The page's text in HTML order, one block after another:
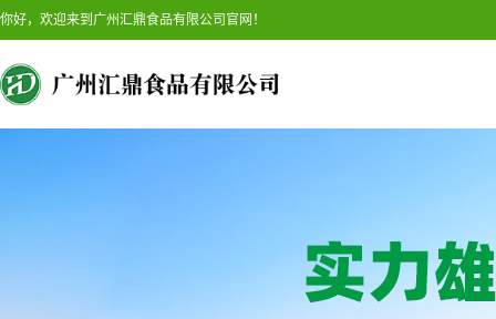
你好，欢迎来到广州汇鼎食品有限公司官网！